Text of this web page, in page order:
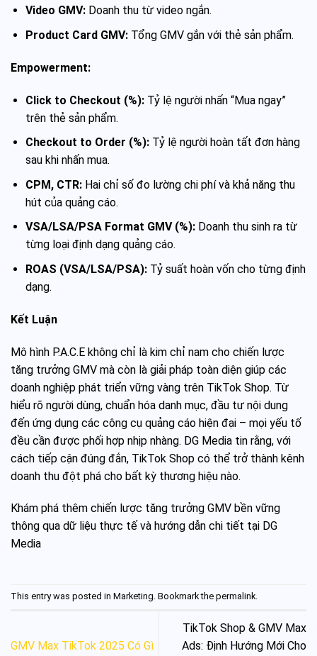
Video GMV:Doanh thu từ video ngắn.
Product Card GMV:Tổng GMV gắn với thẻ sản phẩm.
Empowerment:
Click to Checkout (%):Tỷ lệ người nhấn “Mua ngay”
trên thẻ sản phẩm.
Checkout to Order (%):Tỷ lệ người hoàn tất đơn hàng
sau khi nhấn mua.
CPM, CTR:Hai chỉ số đo lường chi phí và khả năng thu
hút của quảng cáo.
VSA/LSA/PSA Format GMV (%):Doanh thu sinh ra từ
từng loại định dạng quảng cáo.
ROAS (VSA/LSA/PSA):Tỷ suất hoàn vốn cho từng định
dạng.
Kết Luận
Mô hình P.A.C.E không chỉ là kim chỉ nam cho chiến lược
tăng trưởng GMV mà còn là giải pháp toàn diện giúp các
doanh nghiệp phát triển vững vàng trên TikTok Shop. Từ
hiểu rõ người dùng, chuẩn hóa danh mục, đầu tư nội dung
đến ứng dụng các công cụ quảng cáo hiện đại – mọi yếu tố
đều cần được phối hợp nhịp nhàng. DG Media tin rằng, với
cách tiếp cận đúng đắn, TikTok Shop có thể trở thành kênh
doanh thu đột phá cho bất kỳ thương hiệu nào.
Khám phá thêm chiến lược tăng trưởng GMV bền vững
thông qua dữ liệu thực tế và hướng dẫn chi tiết tại DG
Media
This entry was posted in Marketing. Bookmark the permalink.
GMV Max TikTok 2025 Có Gì
TikTok Shop & GMV Max
Ads: Định Hướng Mới Cho